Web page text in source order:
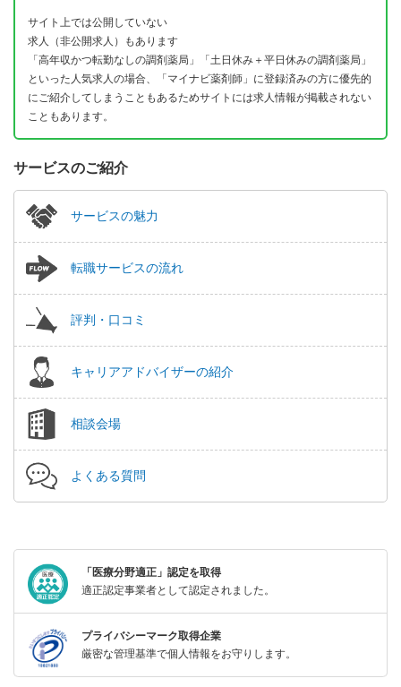
サイト上では公開していない
求人（非公開求人）もあります
「高年収かつ転勤なしの調剤薬局」「土日休み＋平日休みの調剤薬局」
といった人気求人の場合、「マイナビ薬剤師」に登録済みの方に優先的
にご紹介してしまうこともあるためサイトには求人情報が掲載されない
こともあります。
サービスのご紹介
サービスの魅力
転職サービスの流れ
評判・口コミ
キャリアアドバイザーの紹介
相談会場
よくある質問
「医療分野適正」認定を取得
適正認定事業者として認定されました。
プライバシーマーク取得企業
厳密な管理基準で個人情報をお守りします。